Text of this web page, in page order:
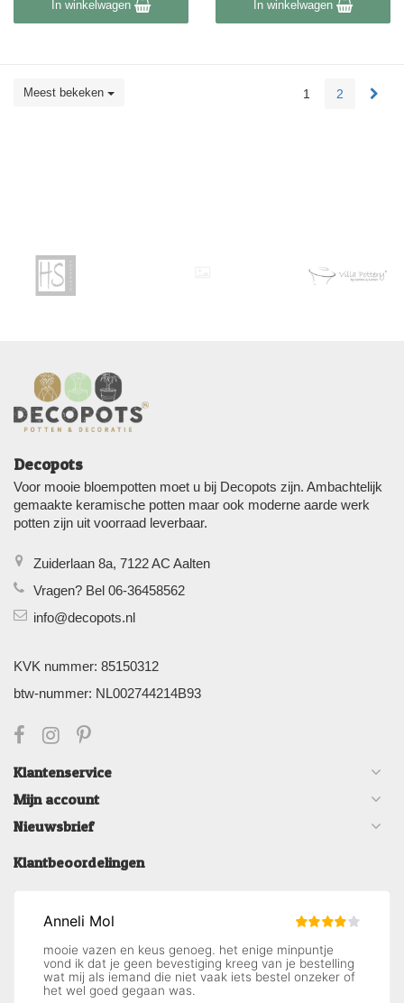
In winkelwagen In winkelwagen
Meest bekeken 1 2
Decopots
Voor mooie bloempotten moet u bij Decopots zijn. Ambachtelijk
gemaakte keramische potten maar ook moderne aarde werk
potten zijn uit voorraad leverbaar.
Zuiderlaan 8a, 7122 AC Aalten
Vragen? Bel 06-36458562
info@decopots.nl
KVK nummer: 85150312
btw-nummer: NL002744214B93
Klantenservice
Mijn account
Nieuwsbrief
Klantbeoordelingen